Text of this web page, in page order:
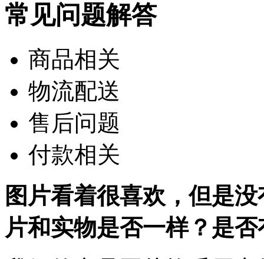
常见问题解答
商品相关
物流配送
售后问题
付款相关
图片看着很喜欢，但是
片和实物是否一样？是